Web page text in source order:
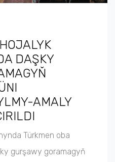
DAŞKY
AMALY
Türkmen oba
gurşawy goramagyň